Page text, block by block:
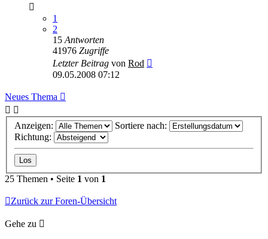
1
2
15 Antworten
41976 Zugriffe
Letzter Beitrag von Rod
09.05.2008 07:12
Neues Thema
Anzeigen:
Sortiere nach:
Richtung:
25 Themen • Seite 1 von 1
Zurück zur Foren-Übersicht
Gehe zu